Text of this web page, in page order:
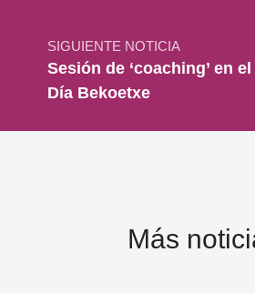
SIGUIENTE NOTICIA
Sesión de ‘coaching’ en
Día Bekoetxe
Más